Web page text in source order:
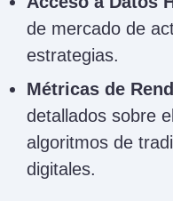
de mercado de
estrategias.
Métricas de
detallados sobre
algoritmos de
digitales.